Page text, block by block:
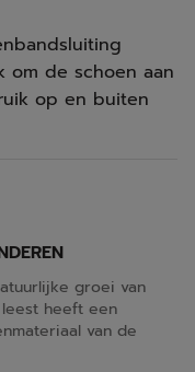
om de schoen aan
op en buiten
groei van
heeft een
van de